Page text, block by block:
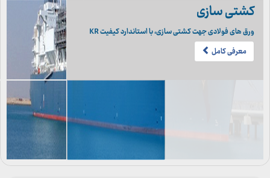
کشتی سازی
ورق های فولادی جهت کشتی سازی، با استاندارد کیفیت KR
معرفی کامل